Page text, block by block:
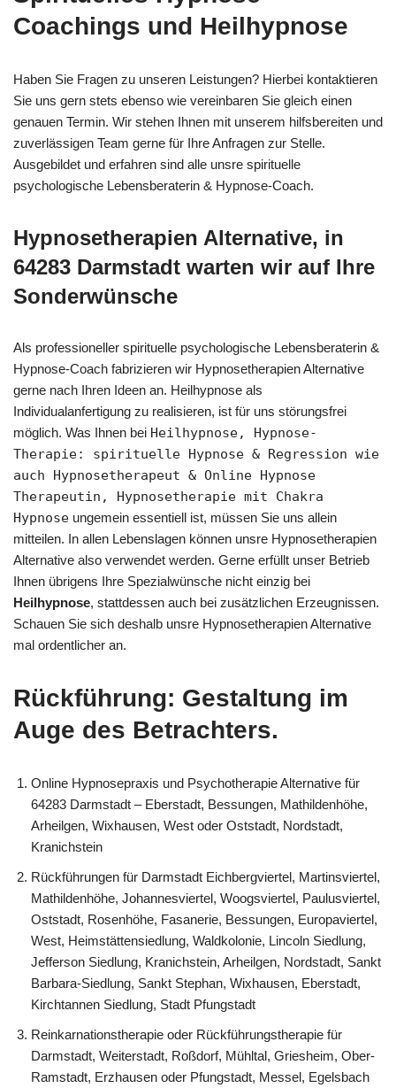
Coachings und Heilhypnose
Haben Sie Fragen zu unseren Leistungen? Hierbei kontaktieren
Sie uns gern stets ebenso wie vereinbaren Sie gleich einen
genauen Termin. Wir stehen Ihnen mit unserem hilfsbereiten und
zuverlässigen Team gerne für Ihre Anfragen zur Stelle.
Ausgebildet und erfahren sind alle unsre spirituelle
psychologische Lebensberaterin & Hypnose-Coach.
Hypnosetherapien Alternative, in
64283 Darmstadt warten wir auf Ihre
Sonderwünsche
Als professioneller spirituelle psychologische Lebensberaterin &
Hypnose-Coach fabrizieren wir Hypnosetherapien Alternative
gerne nach Ihren Ideen an. Heilhypnose als
Individualanfertigung zu realisieren, ist für uns störungsfrei
möglich. Was Ihnen bei Heilhypnose, Hypnose-
Therapie: spirituelle Hypnose & Regression wie
auch Hypnosetherapeut & Online Hypnose
Therapeutin, Hypnosetherapie mit Chakra
Hypnose ungemein essentiell ist, müssen Sie uns allein
mitteilen. In allen Lebenslagen können unsre Hypnosetherapien
Alternative also verwendet werden. Gerne erfüllt unser Betrieb
Ihnen übrigens Ihre Spezialwünsche nicht einzig bei
Heilhypnose, stattdessen auch bei zusätzlichen Erzeugnissen.
Schauen Sie sich deshalb unsre Hypnosetherapien Alternative
mal ordentlicher an.
Rückführung: Gestaltung im
Auge des Betrachters.
Online Hypnosepraxis und Psychotherapie Alternative für
64283 Darmstadt – Eberstadt, Bessungen, Mathildenhöhe,
Arheilgen, Wixhausen, West oder Oststadt, Nordstadt,
Kranichstein
Rückführungen für Darmstadt Eichbergviertel, Martinsviertel,
Mathildenhöhe, Johannesviertel, Woogsviertel, Paulusviertel,
Oststadt, Rosenhöhe, Fasanerie, Bessungen, Europaviertel,
West, Heimstättensiedlung, Waldkolonie, Lincoln Siedlung,
Jefferson Siedlung, Kranichstein, Arheilgen, Nordstadt, Sankt
Barbara-Siedlung, Sankt Stephan, Wixhausen, Eberstadt,
Kirchtannen Siedlung, Stadt Pfungstadt
Reinkarnationstherapie oder Rückführungstherapie für
Darmstadt, Weiterstadt, Roßdorf, Mühltal, Griesheim, Ober-
Ramstadt, Erzhausen oder Pfungstadt, Messel, Egelsbach